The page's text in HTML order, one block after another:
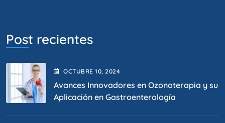
Post recientes
OCTUBRE10, 2024
Avances Innovadores en Ozonoterapia y su
Aplicación en Gastroenterología